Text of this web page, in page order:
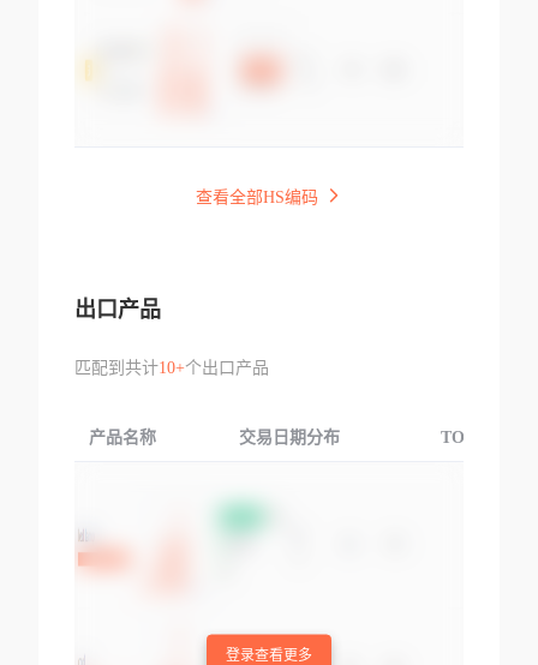
查看全部HS编码
出口产品
匹配到共计10+个出口产品
产品名称 交易日期分布 TOP3交易国
登录查看更多